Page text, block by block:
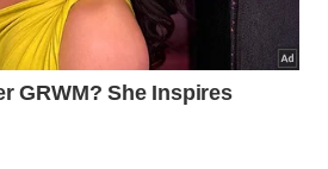
as batatas primeiro, espalhe
e despeje o molho quente por
apenas levemente o queijo,